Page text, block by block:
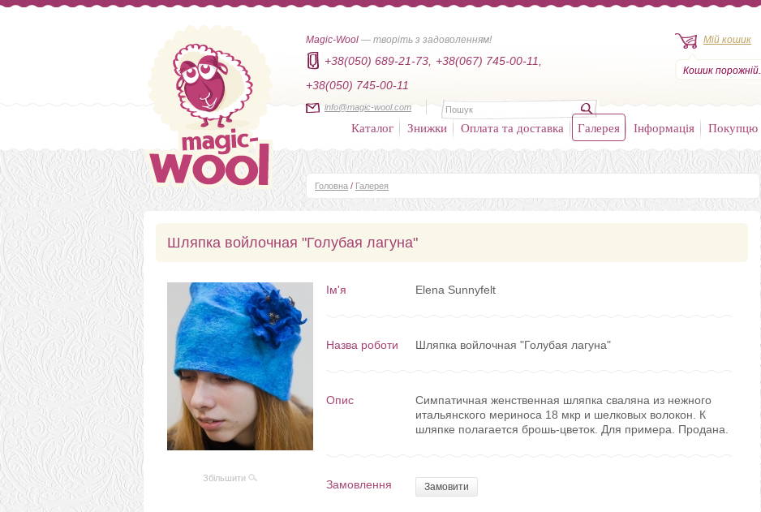
Magic-Wool — творіть з задоволенням!
+38(050) 689-21-73,
+38(067) 745-00-11,
+38(050) 745-00-11
info@magic-wool.com
Мій кошик
Кошик порожній.
Каталог Знижки Оплата та доставка Галерея Інформація Покупцю
Головна / Галерея
Шляпка войлочная "Голубая лагуна"
Збільшити
Ім'я Elena Sunnyfelt
Назва роботи Шляпка войлочная "Голубая лагуна"
Опис
Симпатичная женственная шляпка сваляна из нежного
итальянского мериноса 18 мкр и шелковых волокон. К
шляпке полагается брошь-цветок. Для примера. Продана.
Замовлення Замовити